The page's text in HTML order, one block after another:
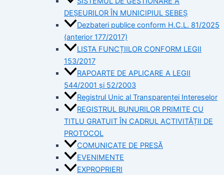
DEȘEURILOR ÎN MUNICIPIUL SEBEȘ
Dezbateri publice conform H.C.L. 81/2025
(anterior 177/2017)
LISTA FUNCȚIILOR CONFORM LEGII
153/2017
RAPOARTE DE APLICARE A LEGII
544/2001 și 52/2003
Registrul Unic al Transparenței Intereselor
REGISTRUL BUNURILOR PRIMITE CU
TITLU GRATUIT ÎN CADRUL ACTIVITĂȚII DE
PROTOCOL
COMUNICATE DE PRESĂ
EVENIMENTE
EXPROPRIERI